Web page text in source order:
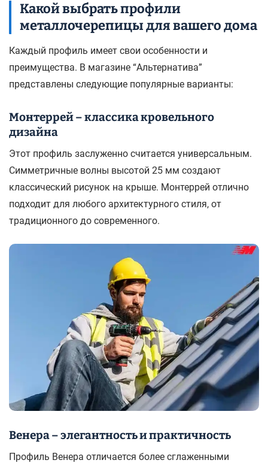
Какой выбрать профили
металлочерепицы для вашего дома
Каждый профиль имеет свои особенности и
преимущества. В магазине “Альтернатива”
представлены следующие популярные варианты:
Монтеррей – классика кровельного
дизайна
Этот профиль заслуженно считается универсальным.
Симметричные волны высотой 25 мм создают
классический рисунок на крыше. Монтеррей отлично
подходит для любого архитектурного стиля, от
традиционного до современного.
Венера – элегантность и практичность
Профиль Венера отличается более сглаженными